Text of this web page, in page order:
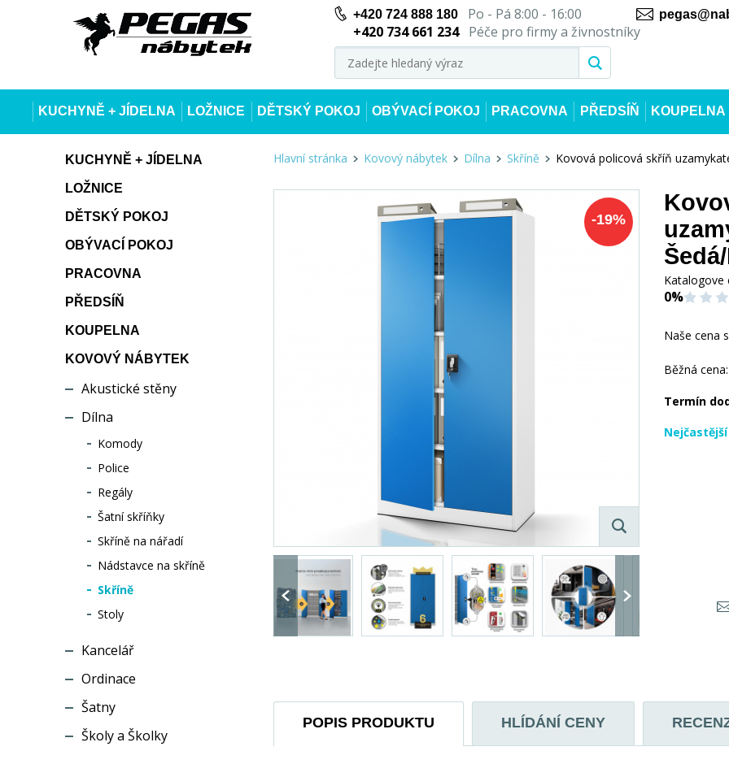
+420 724 888 180Po - Pá 8:00 - 16:00
+420 734 661 234
Péče pro firmy a živnostníky
KUCHYNĚ + JÍDELNA LOŽNICE DĚTSKÝ POKOJ OBÝVACÍ POKOJ PRACOVNA PŘEDSÍŇ KOUPELNA
KUCHYNĚ + JÍDELNA
LOŽNICE
DĚTSKÝ POKOJ
OBÝVACÍ POKOJ
PRACOVNA
PŘEDSÍŇ
KOUPELNA
KOVOVÝ NÁBYTEK
Akustické stěny
Dílna
Komody
Police
Regály
Šatní skříňky
Skříně na nářadí
Nádstavce na skříně
Skříně
Stoly
Kancelář
Ordinace
Šatny
Školy a Školky
Hlavní stránka Kovový nábytek Dílna Skříně Kovová policová skříň
-19%
Katalogove
0%
Naše cena
Běžná cena:
Termín
POPIS PRODUKTU HLÍDÁNÍ CENY